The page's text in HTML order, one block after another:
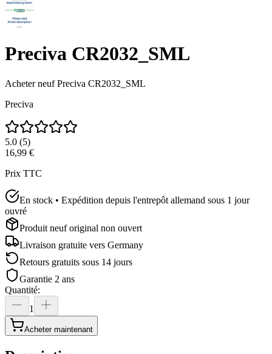
Preciva CR2032_SML
Acheter neuf Preciva CR2032_SML
Preciva
5.0 (5)
16,99 €
Prix TTC
En stock • Expédition depuis l'entrepôt allemand sous 1 jour
ouvré
Produit neuf original non ouvert
Livraison gratuite vers Germany
Retours gratuits sous 14 jours
Garantie 2 ans
Quantité:
1
Acheter maintenant